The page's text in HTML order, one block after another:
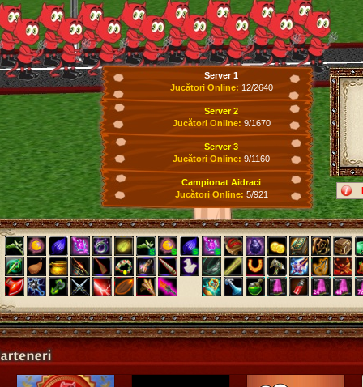
Server 1
Jucători Online: 12/2640
Server 2
Jucători Online: 9/1670
Server 3
Jucători Online: 9/1160
Campionat Aidraci
Jucători Online: 5/921